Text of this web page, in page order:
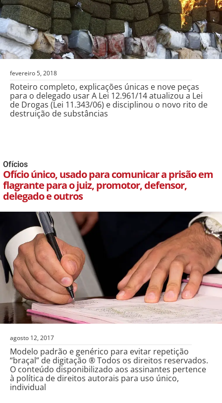
fevereiro 5, 2018
Roteiro completo, explicações únicas e nove peças
para o delegado usar A Lei 12.961/14 atualizou a Lei
de Drogas (Lei 11.343/06) e disciplinou o novo rito de
destruição de substâncias
Ofícios
Ofício único, usado para comunicar a prisão em
flagrante para o juiz, promotor, defensor,
delegado e outros
agosto 12, 2017
Modelo padrão e genérico para evitar repetição
“braçal” de digitação ® Todos os direitos reservados.
O conteúdo disponibilizado aos assinantes pertence
à política de direitos autorais para uso único,
individual